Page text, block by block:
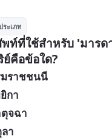
ระเภท
ท์ที่ใช้สำหรับ 'มารด
คือข้อใด?
ราชชนนี
กา
จฉา
า